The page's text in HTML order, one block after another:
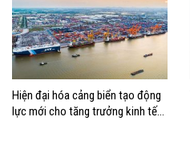
Hiện đại hóa cảng biển tạo động
lực mới cho tăng trưởng kinh tế